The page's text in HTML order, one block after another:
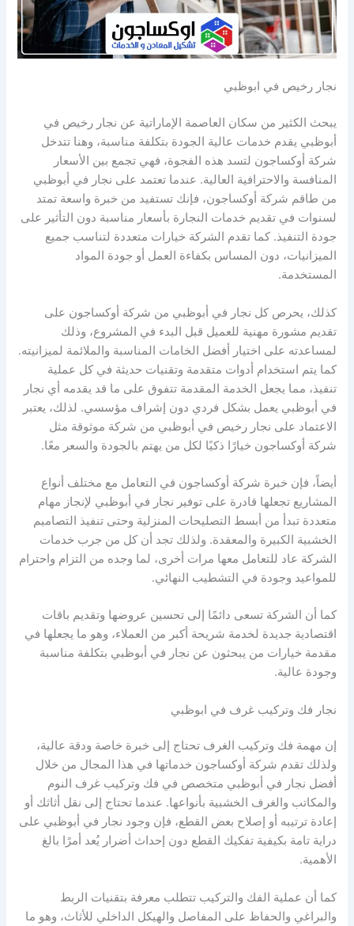
نجار رخيص في ابوظبي
يبحث الكثير من سكان العاصمة الإماراتية عن نجار رخيص في
أبوظبي يقدم خدمات عالية الجودة بتكلفة مناسبة، وهنا تتدخل
شركة أوكساجون لتسد هذه الفجوة، فهي تجمع بين الأسعار
المنافسة والاحترافية العالية. عندما تعتمد على نجار في أبوظبي
من طاقم شركة أوكساجون، فإنك تستفيد من خبرة واسعة تمتد
لسنوات في تقديم خدمات النجارة بأسعار مناسبة دون التأثير على
جودة التنفيذ. كما تقدم الشركة خيارات متعددة لتناسب جميع
الميزانيات، دون المساس بكفاءة العمل أو جودة المواد
المستخدمة.
كذلك، يحرص كل نجار في أبوظبي من شركة أوكساجون على
تقديم مشورة مهنية للعميل قبل البدء في المشروع، وذلك
لمساعدته على اختيار أفضل الخامات المناسبة والملائمة لميزانيته.
كما يتم استخدام أدوات متقدمة وتقنيات حديثة في كل عملية
تنفيذ، مما يجعل الخدمة المقدمة تتفوق على ما قد يقدمه أي نجار
في أبوظبي يعمل بشكل فردي دون إشراف مؤسسي. لذلك، يعتبر
الاعتماد على نجار رخيص في أبوظبي من شركة موثوقة مثل
شركة أوكساجون خيارًا ذكيًا لكل من يهتم بالجودة والسعر معًا.
أيضاً، فإن خبرة شركة أوكساجون في التعامل مع مختلف أنواع
المشاريع تجعلها قادرة على توفير نجار في أبوظبي لإنجاز مهام
متعددة تبدأ من أبسط التصليحات المنزلية وحتى تنفيذ التصاميم
الخشبية الكبيرة والمعقدة. ولذلك تجد أن كل من جرب خدمات
الشركة عاد للتعامل معها مرات أخرى، لما وجده من التزام واحترام
للمواعيد وجودة في التشطيب النهائي.
كما أن الشركة تسعى دائمًا إلى تحسين عروضها وتقديم باقات
اقتصادية جديدة لخدمة شريحة أكبر من العملاء، وهو ما يجعلها في
مقدمة خيارات من يبحثون عن نجار في أبوظبي بتكلفة مناسبة
وجودة عالية.
نجار فك وتركيب غرف في ابوظبي
إن مهمة فك وتركيب الغرف تحتاج إلى خبرة خاصة ودقة عالية،
ولذلك تقدم شركة أوكساجون خدماتها في هذا المجال من خلال
أفضل نجار في أبوظبي متخصص في فك وتركيب غرف النوم
والمكاتب والغرف الخشبية بأنواعها. عندما تحتاج إلى نقل أثاثك أو
إعادة ترتيبه أو إصلاح بعض القطع، فإن وجود نجار في أبوظبي على
دراية تامة بكيفية تفكيك القطع دون إحداث أضرار يُعد أمرًا بالغ
الأهمية.
كما أن عملية الفك والتركيب تتطلب معرفة بتقنيات الربط
والبراغي والحفاظ على المفاصل والهيكل الداخلي للأثاث، وهو ما